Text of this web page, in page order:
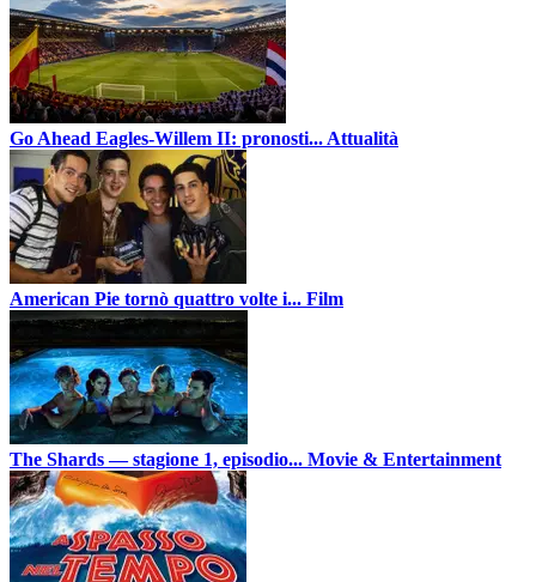
Go Ahead Eagles-Willem II: pronosti... Attualità
American Pie tornò quattro volte i... Film
The Shards — stagione 1, episodio... Movie & Entertainment